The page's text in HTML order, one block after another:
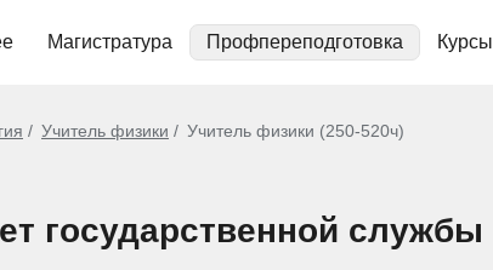
Магистратура Профпереподготовка Курсы
Учитель физики Учитель физики (250-520ч)
государственной службы